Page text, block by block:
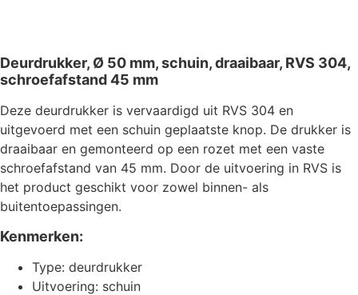
Deurdrukker, Ø 50 mm, schuin, draaibaar, RVS 304,
schroefafstand 45 mm
Deze deurdrukker is vervaardigd uit RVS 304 en
uitgevoerd met een schuin geplaatste knop. De drukker is
draaibaar en gemonteerd op een rozet met een vaste
schroefafstand van 45 mm. Door de uitvoering in RVS is
het product geschikt voor zowel binnen- als
buitentoepassingen.
Kenmerken:
Type: deurdrukker
Uitvoering: schuin